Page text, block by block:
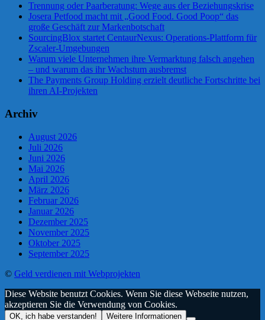
Trennung oder Paarberatung: Wege aus der Beziehungskrise
Josera Petfood macht mit „Good Food. Good Poop“ das
große Geschäft zur Markenbotschaft
SourcingBlox startet CentaurNexus: Operations-Plattform für
Zscaler-Umgebungen
Warum viele Unternehmen ihre Vermarktung falsch angehen
– und warum das ihr Wachstum ausbremst
The Payments Group Holding erzielt deutliche Fortschritte bei
ihren AI-Projekten
Archiv
August 2026
Juli 2026
Juni 2026
Mai 2026
April 2026
März 2026
Februar 2026
Januar 2026
Dezember 2025
November 2025
Oktober 2025
September 2025
© Geld verdienen mit Webprojekten
Diese Website benutzt Cookies. Wenn Sie diese Webseite nutzen,
akzeptieren Sie die Verwendung von Cookies.
OK, ich habe verstanden! Weitere Informationen